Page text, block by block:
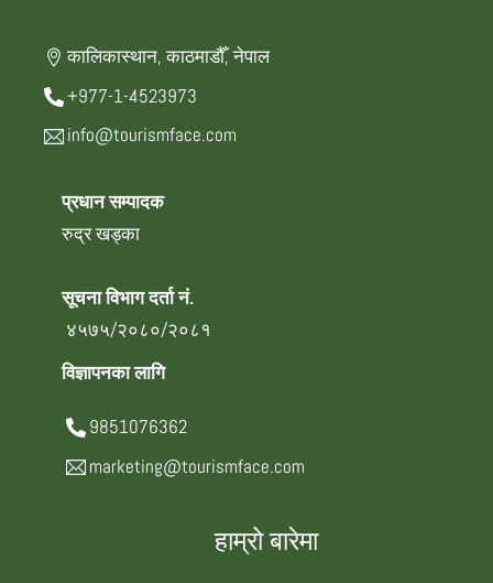
कालिकास्थान, काठमाडौँ, नेपाल
+977-1-4523973
info@tourismface.com
प्रधान सम्पादक
रुद्र खड्का
सूचना विभाग दर्ता नं.
४५७५/२०८०/२०८१
विज्ञापनका लागि
9851076362
marketing@tourismface.com
हाम्रो बारेमा